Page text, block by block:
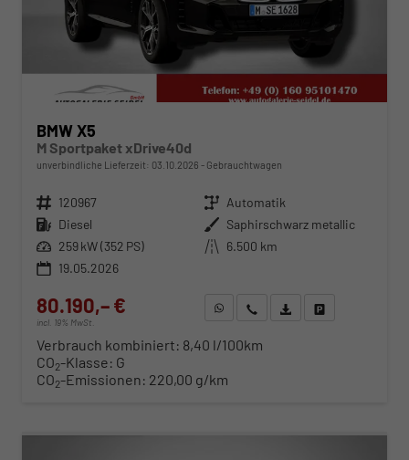
BMW X5
M Sportpaket xDrive40d
unverbindliche Lieferzeit: 03.10.2026 Gebrauchtwagen
Fahrzeugnr. 120967 Getriebe Automatik
Kraftstoff Diesel Außenfarbe Saphirschwarz metallic
Leistung 259 kW (352 PS) Kilometerstand 6.500 km
19.05.2026
80.190,– €
incl. 19% MwSt.
WhatsApp anfragen
Wir rufen Sie anFahrzeugexposé (PDF)
Verbrauch kombiniert: 8,40 l/100km
CO2-Klasse: G
CO2-Emissionen: 220,00 g/km